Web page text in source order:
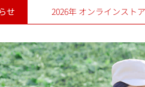
せ 2026年 オンラインスト